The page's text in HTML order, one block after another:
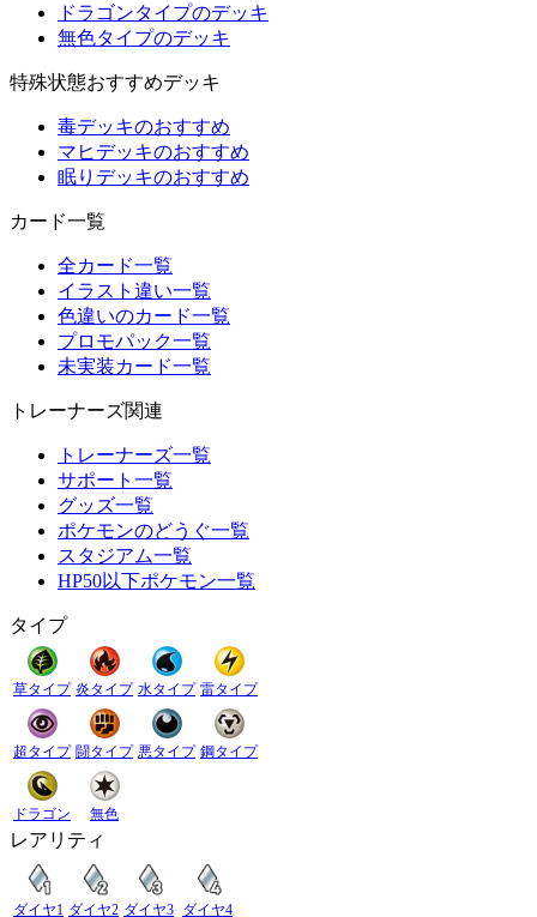
ドラゴンタイプのデッキ
無色タイプのデッキ
特殊状態おすすめデッキ
毒デッキのおすすめ
マヒデッキのおすすめ
眠りデッキのおすすめ
カード一覧
全カード一覧
イラスト違い一覧
色違いのカード一覧
プロモパック一覧
未実装カード一覧
トレーナーズ関連
トレーナーズ一覧
サポート一覧
グッズ一覧
ポケモンのどうぐ一覧
スタジアム一覧
HP50以下ポケモン一覧
タイプ
草タイプ 炎タイプ 水タイプ 雷タイプ
超タイプ 闘タイプ 悪タイプ 鋼タイプ
ドラゴン 無色
レアリティ
ダイヤ1 ダイヤ2 ダイヤ3 ダイヤ4